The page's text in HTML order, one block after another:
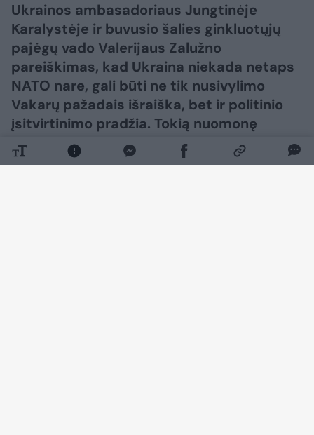
Ukrainos ambasadoriaus Jungtinėje
Karalystėje ir buvusio šalies ginkluotųjų
pajėgų vado Valerijaus Zalužno
pareiškimas, kad Ukraina niekada netaps
NATO nare, gali būti ne tik nusivylimo
Vakarų pažadais išraiška, bet ir politinio
įsitvirtinimo pradžia. Tokią nuomonę
„Lietuvos ryto“ televizijos laidoje „Nauja
diena“ išsakė ambasadorius, buvęs